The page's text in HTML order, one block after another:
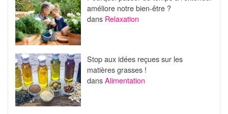
améliore notre bien-être ?
dans Relaxation
Stop aux idées reçues sur les
matières grasses !
dansAlimentation